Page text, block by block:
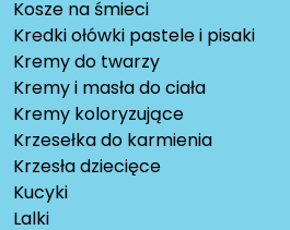
Kosze na śmieci
Kredki ołówki pastele i pisaki
Kremy do twarzy
Kremy i masła do ciała
Kremy koloryzujące
Krzesełka do karmienia
Krzesła dziecięce
Kucyki
Lalki